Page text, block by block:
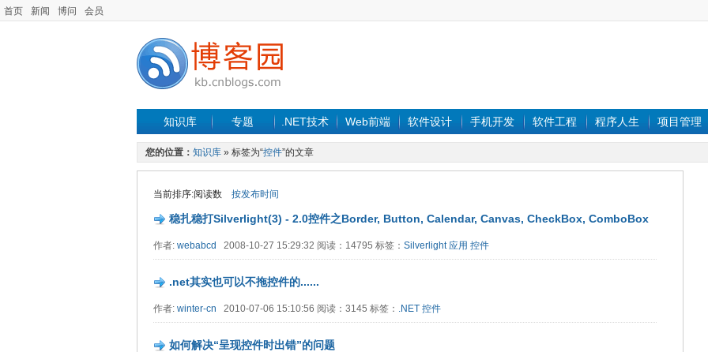
首页 新闻 博问 会员
知识库 专题 .NET技术 Web前端 软件设计 手机开发 软件工程 程序人生 项目管理
您的位置： 知识库 » 标签为“控件”的文章
当前排序:阅读数 按发布时间
稳扎稳打Silverlight(3) - 2.0控件之Border, Button, Calendar, Canvas, CheckBox, ComboBox
作者: webabcd 2008-10-27 15:29:32 阅读：14795 标签： Silverlight 应用 控件
.net其实也可以不拖控件的......
作者: winter-cn 2010-07-06 15:10:56 阅读：3145 标签： .NET 控件
如何解决“呈现控件时出错”的问题